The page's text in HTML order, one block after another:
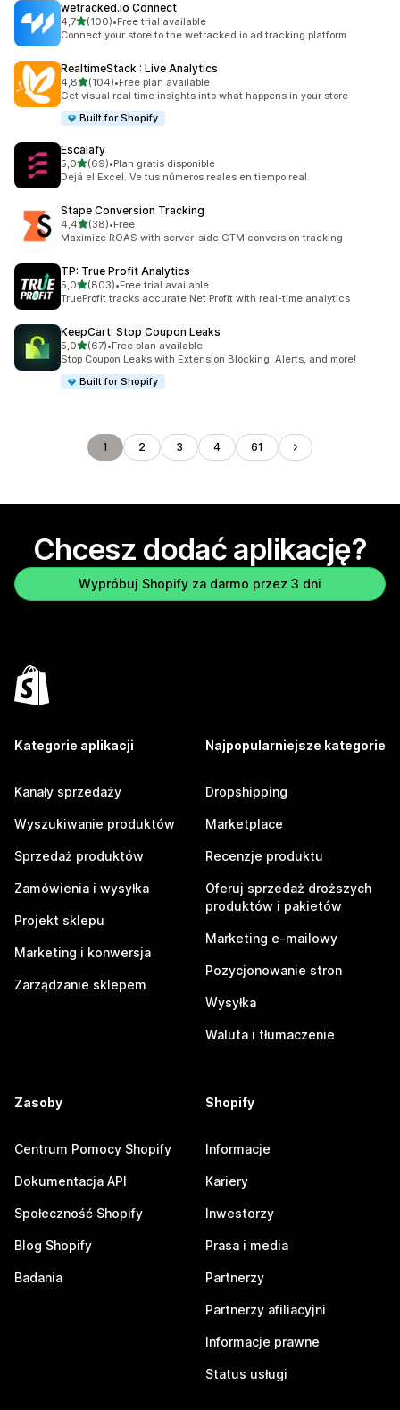
wetracked.io Connect
4,7na 5 gwiazdek
(100)
Łączna liczba recenzji: 100
•Free trial available
Connect your store to the wetracked.io ad tracking platform
RealtimeStack : Live Analytics
4,8na 5 gwiazdek
(104)
Łączna liczba recenzji: 104
•Free plan available
Get visual real time insights into what happens in your store
Built for Shopify
Escalafy
5,0na 5 gwiazdek
(69)
Łączna liczba recenzji: 69
•Plan gratis disponible
Dejá el Excel. Ve tus números reales en tiempo real.
Stape Conversion Tracking
4,4na 5 gwiazdek
(38)
Łączna liczba recenzji: 38
•Free
Maximize ROAS with server-side GTM conversion tracking
TP: True Profit Analytics
5,0na 5 gwiazdek
(803)
Łączna liczba recenzji: 803
•Free trial available
TrueProfit tracks accurate Net Profit with real-time analytics
KeepCart: Stop Coupon Leaks
5,0na 5 gwiazdek
(67)
Łączna liczba recenzji: 67
•Free plan available
Stop Coupon Leaks with Extension Blocking, Alerts, and more!
Built for Shopify
1 2 3 4 61
Chcesz dodać aplikację?
Wypróbuj Shopify za darmo przez 3 dni
Kategorie aplikacji
Kanały sprzedaży
Wyszukiwanie produktów
Sprzedaż produktów
Zamówienia i wysyłka
Projekt sklepu
Marketing i konwersja
Zarządzanie sklepem
Najpopularniejsze kategorie
Dropshipping
Marketplace
Recenzje produktu
Oferuj sprzedaż droższych
produktów i pakietów
Marketing e-mailowy
Pozycjonowanie stron
Wysyłka
Waluta i tłumaczenie
Zasoby
Centrum Pomocy Shopify
Dokumentacja API
Społeczność Shopify
Blog Shopify
Badania
Shopify
Informacje
Kariery
Inwestorzy
Prasa i media
Partnerzy
Partnerzy afiliacyjni
Informacje prawne
Status usługi